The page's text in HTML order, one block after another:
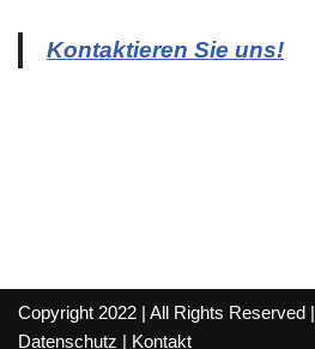
Kontaktieren Sie uns!
Copyright 2022 | All Rights Reserved |
Datenschutz | Kontakt